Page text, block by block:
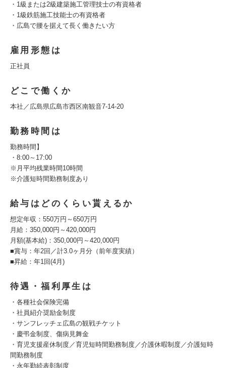
・1級または2級建築施工管理技士の有資格者
・1級鉄筋施工技能士の有資格者
・広島で腰を据えて長く働きたい方
雇用形態は
正社員
どこで働くか
本社／広島県広島市西区南観音7-14-20
勤務時間は
勤務時間】
・8:00～17:00
※月平均残業時間10時間
※介護短時間勤務制度あり
給与はどのくらい貰えるか
想定年収：550万円～650万円
月給：350,000円～420,000円
月額(基本給)：350,000円～420,000円
■賞与：年2回／計3.0ヶ月分（前年度実績）
■昇給：年1回(4月)
待遇・福利厚生は
・各種社会保険完備
・社員紹介奨励金制度
・サンフレッチェ広島の観戦チケット
・慶弔金制度、傷病見舞金
・育児支援産休制度／育児短時間勤務制度／介護休暇制度／介護短時
間勤務制度
・永年勤続表彰制度